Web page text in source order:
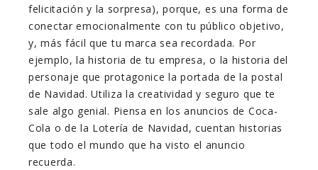
felicitación y la sorpresa), porque, es una forma de
conectar emocionalmente con tu público objetivo,
y, más fácil que tu marca sea recordada. Por
ejemplo, la historia de tu empresa, o la historia del
personaje que protagonice la portada de la postal
de Navidad. Utiliza la creatividad y seguro que te
sale algo genial. Piensa en los anuncios de Coca-
Cola o de la Lotería de Navidad, cuentan historias
que todo el mundo que ha visto el anuncio
recuerda.